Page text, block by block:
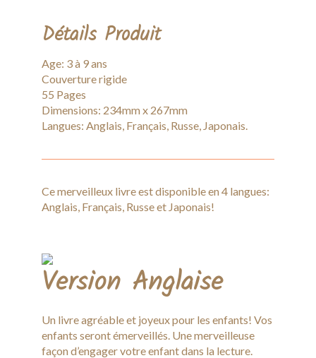
Détails Produit
Age: 3 à 9 ans
Couverture rigide
55 Pages
Dimensions: 234mm x 267mm
Langues: Anglais, Français, Russe, Japonais.
Ce merveilleux livre est disponible en 4 langues:
Anglais, Français, Russe et Japonais!
Version Anglaise
Un livre agréable et joyeux pour les enfants! Vos
enfants seront émerveillés. Une merveilleuse
façon d’engager votre enfant dans la lecture.